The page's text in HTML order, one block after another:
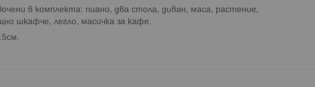
в комплекта: пиано, два стола, диван, маса, растение,
шкафче, легло, масичка за кафе.